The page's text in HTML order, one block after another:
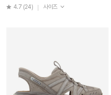
4.7 (24) 사이즈